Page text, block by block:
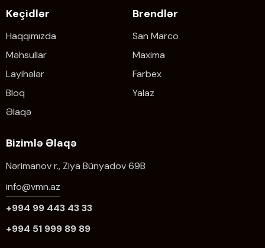
Keçidlər
Haqqımızda
Məhsullar
Layihələr
Bloq
Əlaqə
Brendlər
San Marco
Maxima
Farbex
Yalaz
Bizimlə Əlaqə
Nərimanov r., Ziya Bünyadov 69B
info@vmn.az
+994 99 443 43 33
+994 51 999 89 89